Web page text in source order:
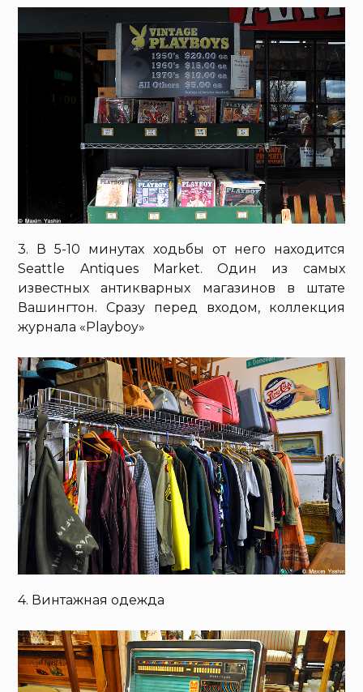
3. В 5-10 минутах ходьбы от него находится
Seattle Antiques Market. Один из самых
известных антикварных магазинов в штате
Вашингтон. Сразу перед входом, коллекция
журнала «Playboy»
4. Винтажная одежда